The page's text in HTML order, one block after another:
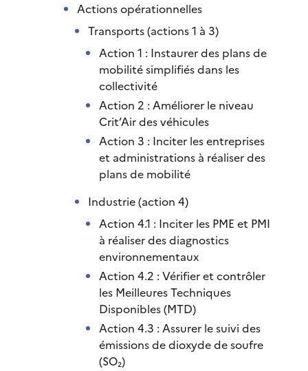
Actions opérationnelles
Transports (actions 1 à 3)
Action 1 : Instaurer des plans de
mobilité simplifiés dans les
collectivité
Action 2 : Améliorer le niveau
Crit’Air des véhicules
Action 3 : Inciter les entreprises
et administrations à réaliser des
plans de mobilité
Industrie (action 4)
Action 4.1 : Inciter les PME et PMI
à réaliser des diagnostics
environnementaux
Action 4.2 : Vérifier et contrôler
les Meilleures Techniques
Disponibles (MTD)
Action 4.3 : Assurer le suivi des
émissions de dioxyde de soufre
(SO₂)